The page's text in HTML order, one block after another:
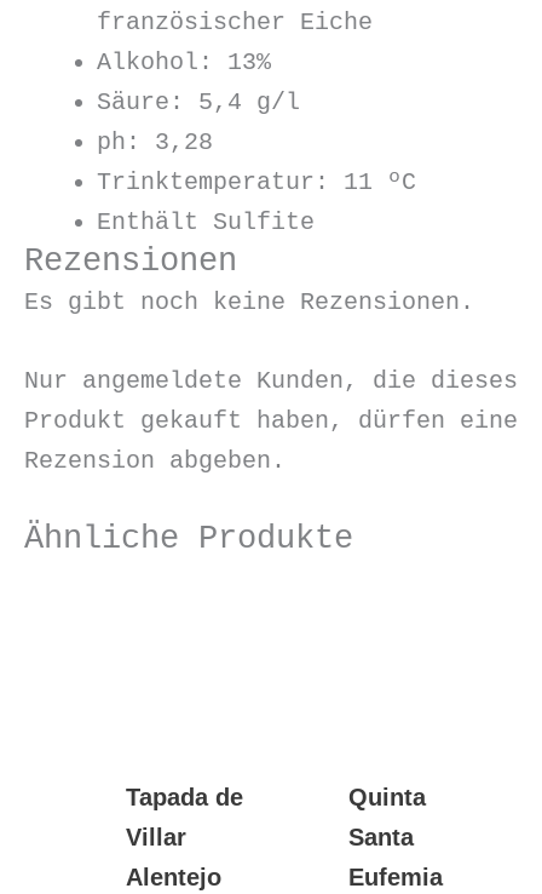
französischer Eiche
Alkohol: 13%
Säure: 5,4 g/l
ph: 3,28
Trinktemperatur: 11 ºC
Enthält Sulfite
Rezensionen
Es gibt noch keine Rezensionen.
Nur angemeldete Kunden, die dieses
Produkt gekauft haben, dürfen eine
Rezension abgeben.
Ähnliche Produkte
Tapada de
Villar
Alentejo
Quinta
Santa
Eufemia